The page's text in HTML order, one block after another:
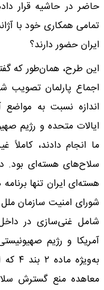
حاضر در حاشیه قرار
تمامی همکاری خود با
ایران حضور دارند؟
این طرح، همان‌طور که
اجماع پارلمان
اندازه نسبت به
ایالات متحده و رژیم
ما انجام دادند، کاملاً
سلاح‌های هسته‌ای بود.
هسته‌ای ایران تنها
شامل غنی‌سازی در داخل
آمریکا و رژیم